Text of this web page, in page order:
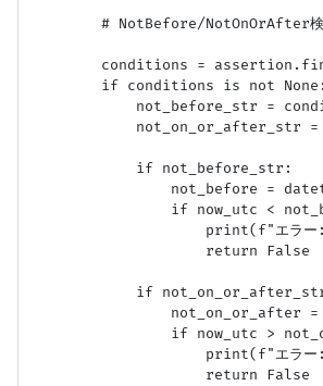
# NotBefore/NotOnOrAfter
conditions =
        if conditions is not None:
not_before_str =
not_on_or_after_str
            if not_before_str:
not_before =
if now_utc <
print(f"エラー
                    return False
if
not_on_or_after
if now_utc >
print(f"エラー
                    return False